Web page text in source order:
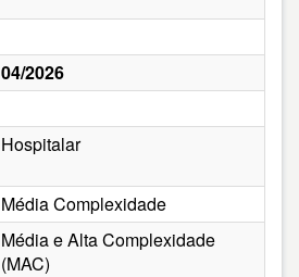
04/2026
Hospitalar
Média Complexidade
Média e Alta Complexidade
(MAC)